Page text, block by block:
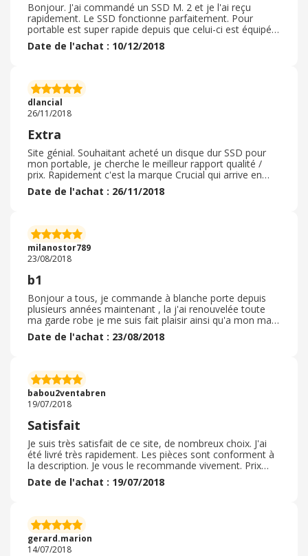
Bonjour. J'ai commandé un SSD M. 2 et je l'ai reçu
rapidement. Le SSD fonctionne parfaitement. Pour
portable est super rapide depuis que celui-ci est équipé
par le SSD en plus du disque dur. J'espère que la durée
de vie va être au rendez-vous. Je recommande donc la
Peut-être le seul bémol est que le cash Back est pas
énorme 1. 5%. Peut mieux faire. Même sur le site
d'AMAZON le SSD M. 2 était plus cher que le site du
constructeur. Bonne journée
Date de l'achat : 10/12/2018
dlancial
26/11/2018
Extra
Site génial. Souhaitant acheté un disque dur SSD pour
mon portable, je cherche le meilleur rapport qualité /
prix. Rapidement c'est la marque Crucial qui arrive en
tête. Je vais sur le site et, souhaitant des informations
sur la compatibilité, je contacte un conseiller par tchat.
commander mon disque SSD et là, surprise, le prix a
baissé. J'ai donc réalisé un super affaire, d'autant que la
livraison est gratuite A recommander
Date de l'achat : 26/11/2018
milanostor789
23/08/2018
b1
Bonjour a tous, je commande à blanche porte depuis
plusieurs années maintenant , la j'ai renouvelée toute
ma garde robe je me suis fait plaisir ainsi qu'a mon mari
qualité très bien les prix sont correct et les délais de
livraison correct et je trouve toujours un code de
si on veut rendre des articles c'est appréciable et surtout
gagne de temps ils ont tout prévu merci encore bonne
continuations et a la prochaine collection!
Date de l'achat : 23/08/2018
babou2ventabren
19/07/2018
Satisfait
Je suis très satisfait de ce site, de nombreux choix. J'ai
été livré très rapidement. Les pièces sont conforment à
la description. Je vous le recommande vivement. Prix
abordable, avec des offres régulières.
Date de l'achat : 19/07/2018
gerard.marion
14/07/2018